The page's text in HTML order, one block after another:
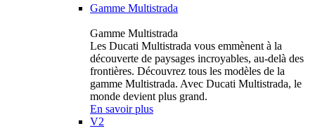
Gamme Multistrada
Gamme Multistrada
Les Ducati Multistrada vous emmènent à la
découverte de paysages incroyables, au-delà des
frontières. Découvrez tous les modèles de la
gamme Multistrada. Avec Ducati Multistrada, le
monde devient plus grand.
En savoir plus
V2